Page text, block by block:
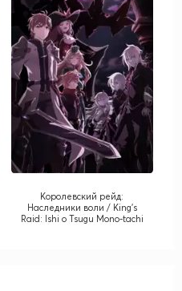
Королевский рейд:
Наследники воли / King's
Raid: Ishi o Tsugu Mono-tachi